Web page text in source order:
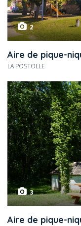
2
Aire de pique-
LA POSTOLLE
3
Aire de pique-